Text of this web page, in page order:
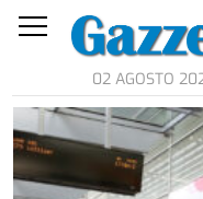
02 AGOSTO